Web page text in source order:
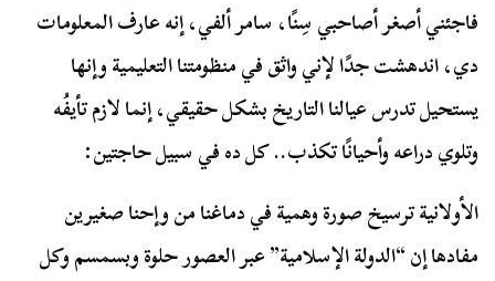
فاجئني أصغر أصاحبي سِنًا، سامر ألفي، إنه عارف المعلومات
دي، اندهشت جدًا لإني واثق في منظومتنا التعليمية وإنها
يستحيل تدرس عيالنا التاريخ بشكل حقيقي، إنما لازم تأيفُه
وتلوي دراعه وأحيانًا تكذب.. كل ده في سبيل حاجتين:
الأولانية ترسيخ صورة وهمية في دماغنا من وإحنا صغيرين
مفادها إن “الدولة الإسلامية” عبر العصور حلوة وبسمسم وكل